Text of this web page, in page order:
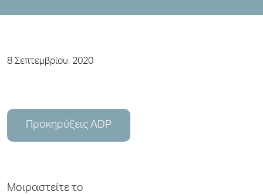
8 Σεπτεμβρίου, 2020
Προκηρύξεις ADP
Μοιραστείτε το